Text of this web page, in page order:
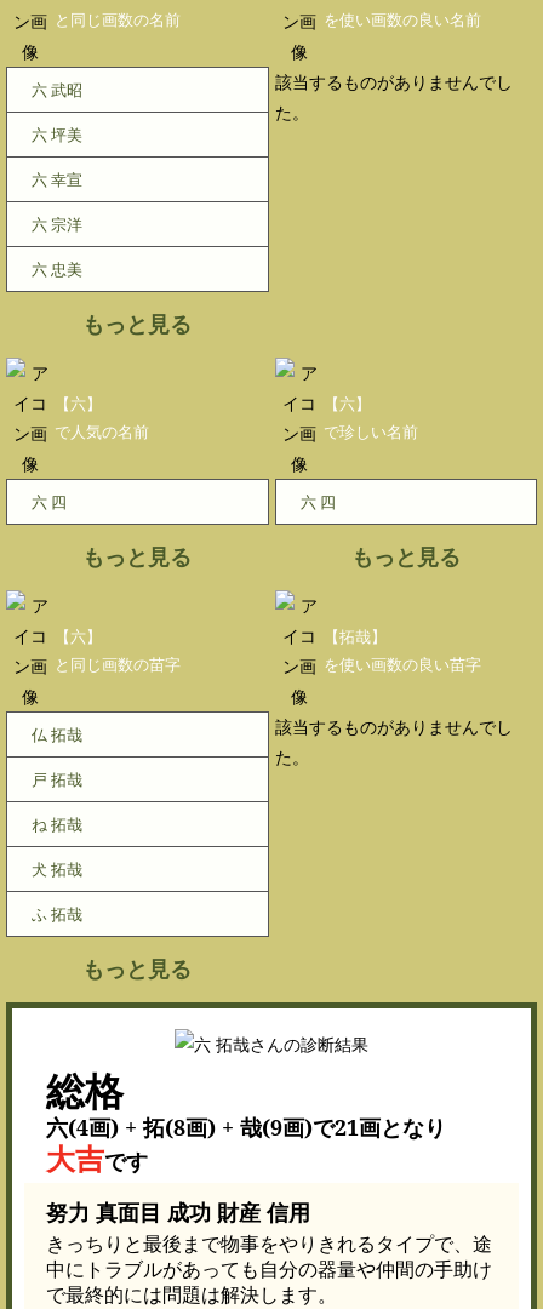
と同じ画数の名前
六 武昭
六 坪美
六 幸宣
六 宗洋
六 忠美
もっと見る
を使い画数の良い名前
該当するものがありませんでし
た。
【六】
で人気の名前
六 四
もっと見る
【六】
で珍しい名前
六 四
もっと見る
【六】
と同じ画数の苗字
仏 拓哉
戸 拓哉
ね 拓哉
犬 拓哉
ふ 拓哉
もっと見る
【拓哉】
を使い画数の良い苗字
該当するものがありませんでし
た。
総格
六(4画) + 拓(8画) + 哉(9画)で21画となり
大吉です
努力 真面目 成功 財産 信用
きっちりと最後まで物事をやりきれるタイプで、途
中にトラブルがあっても自分の器量や仲間の手助け
で最終的には問題は解決します。